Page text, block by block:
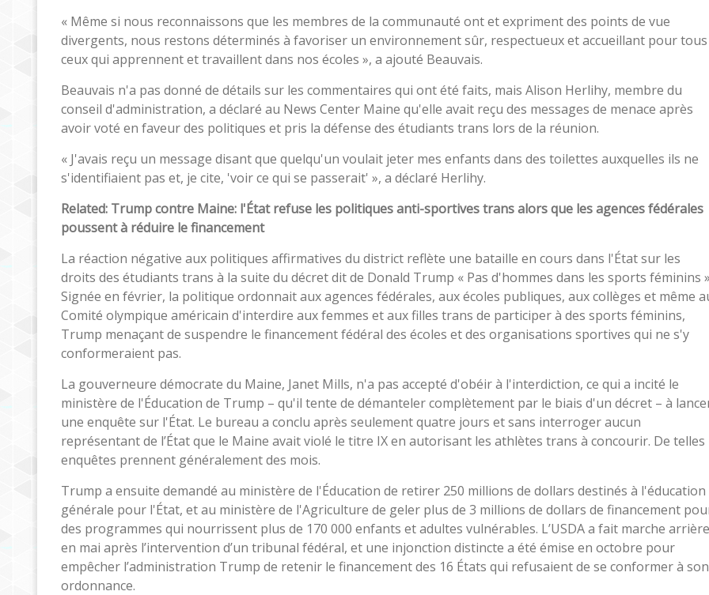
« Même si nous reconnaissons que les membres de la communauté ont et expriment des points de vue
divergents, nous restons déterminés à favoriser un environnement sûr, respectueux et accueillant pour tous
ceux qui apprennent et travaillent dans nos écoles », a ajouté Beauvais.
Beauvais n'a pas donné de détails sur les commentaires qui ont été faits, mais Alison Herlihy, membre du
conseil d'administration, a déclaré au News Center Maine qu'elle avait reçu des messages de menace après
avoir voté en faveur des politiques et pris la défense des étudiants trans lors de la réunion.
« J'avais reçu un message disant que quelqu'un voulait jeter mes enfants dans des toilettes auxquelles ils ne
s'identifiaient pas et, je cite, 'voir ce qui se passerait' », a déclaré Herlihy.
Related: Trump contre Maine: l'État refuse les politiques anti-sportives trans alors que les agences fédérales
poussent à réduire le financement
La réaction négative aux politiques affirmatives du district reflète une bataille en cours dans l'État sur les
droits des étudiants trans à la suite du décret dit de Donald Trump « Pas d'hommes dans les sports féminins
Signée en février, la politique ordonnait aux agences fédérales, aux écoles publiques, aux collèges et même
Comité olympique américain d'interdire aux femmes et aux filles trans de participer à des sports féminins,
Trump menaçant de suspendre le financement fédéral des écoles et des organisations sportives qui ne s'y
conformeraient pas.
La gouverneure démocrate du Maine, Janet Mills, n'a pas accepté d'obéir à l'interdiction, ce qui a incité le
ministère de l'Éducation de Trump – qu'il tente de démanteler complètement par le biais d'un décret – à
une enquête sur l'État. Le bureau a conclu après seulement quatre jours et sans interroger aucun
représentant de l’État que le Maine avait violé le titre IX en autorisant les athlètes trans à concourir. De telles
enquêtes prennent généralement des mois.
Trump a ensuite demandé au ministère de l'Éducation de retirer 250 millions de dollars destinés à l'éducation
générale pour l'État, et au ministère de l'Agriculture de geler plus de 3 millions de dollars de financement
des programmes qui nourrissent plus de 170 000 enfants et adultes vulnérables. L’USDA a fait marche arrière
en mai après l’intervention d’un tribunal fédéral, et une injonction distincte a été émise en octobre pour
empêcher l’administration Trump de retenir le financement des 16 États qui refusaient de se conformer à son
ordonnance.